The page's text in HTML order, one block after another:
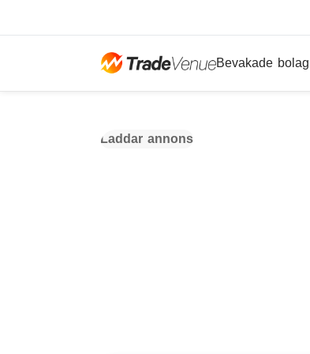
Bevakade bolag
Laddar annons